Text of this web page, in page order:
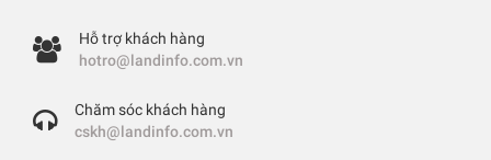
Hỗ trợ khách hàng
hotro@landinfo.com.vn
Chăm sóc khách hàng
cskh@landinfo.com.vn